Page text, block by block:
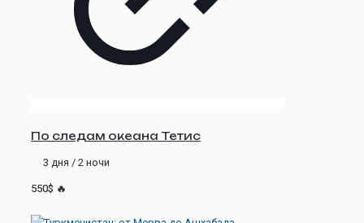
По следам океана Тетис
3 дня / 2 ночи
550$ 🔥